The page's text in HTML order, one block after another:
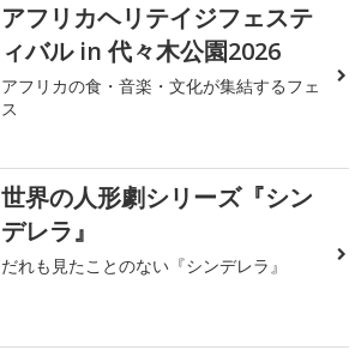
アフリカヘリテイジフェステ
ィバル in 代々木公園2026
アフリカの食・音楽・文化が集結するフェ
ス
世界の人形劇シリーズ『シン
デレラ』
だれも見たことのない『シンデレラ』